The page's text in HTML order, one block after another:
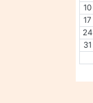
10
17
24
31